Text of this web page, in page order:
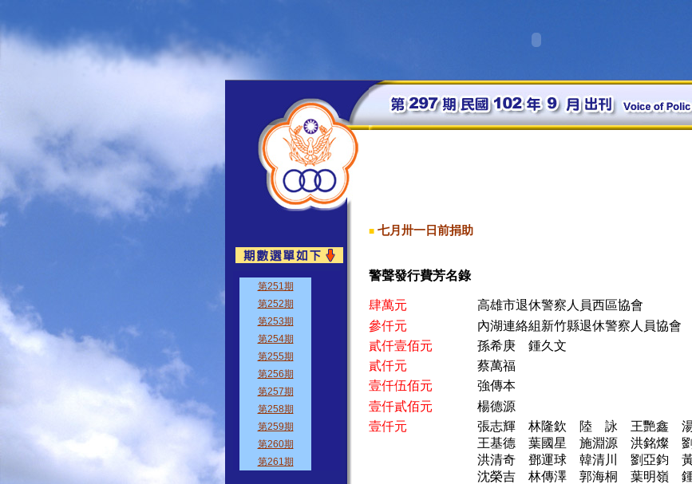
■ 七月卅一日前捐助
警聲發行費芳名錄
肆萬元
高雄市退休警察人員西區協會
參仟元
內湖連絡組新竹縣退休警察人員協會
貳仟壹佰元
孫希庚 鍾久文
貳仟元
蔡萬福
壹仟伍佰元
強傳本
壹仟貳佰元
楊德源
壹仟元
張志輝 林隆欽 陸 詠 王艷鑫
王基德 葉國星 施淵源 洪銘燦
洪清奇 鄧運球 韓清川 劉亞鈞 黃
沈榮吉 林傳澤 郭海桐 葉明嶺 鍾